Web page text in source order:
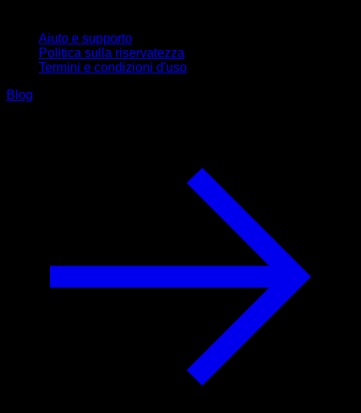
Aiuto e supporto
Politica sulla riservatezza
Termini e condizioni d'uso
Blog